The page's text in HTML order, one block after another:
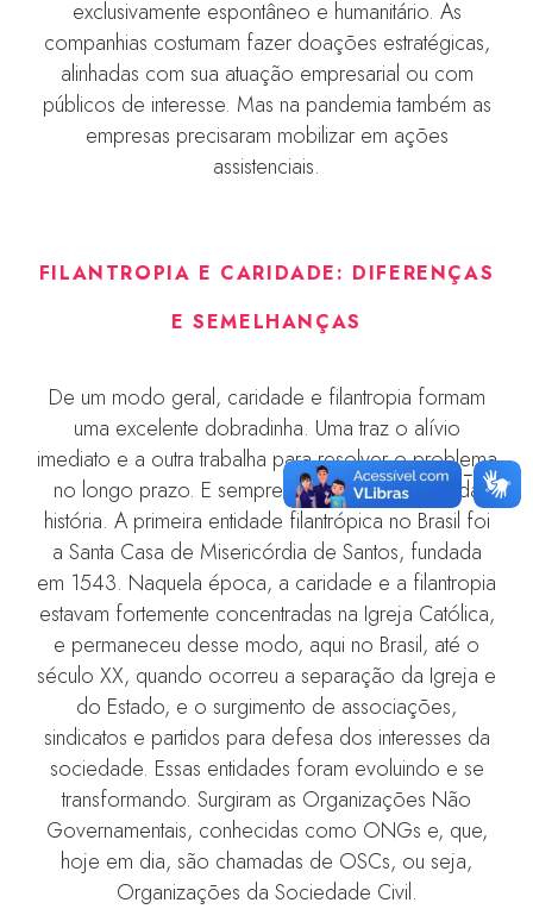
exclusivamente espontâneo e humanitário. As
companhias costumam fazer doações estratégicas,
alinhadas com sua atuação empresarial ou com
públicos de interesse. Mas na pandemia também as
empresas precisaram mobilizar em ações
assistenciais.
FILANTROPIA E CARIDADE: DIFERENÇAS
E SEMELHANÇAS
De um modo geral, caridade e filantropia formam
uma excelente dobradinha. Uma traz o alívio
imediato e a outra trabalha para resolver o problema
no longo prazo. E sempre foi assim ao longo da
história. A primeira entidade filantrópica no Brasil foi
a Santa Casa de Misericórdia de Santos, fundada
em 1543. Naquela época, a caridade e a filantropia
estavam fortemente concentradas na Igreja Católica,
e permaneceu desse modo, aqui no Brasil, até o
século XX, quando ocorreu a separação da Igreja e
do Estado, e o surgimento de associações,
sindicatos e partidos para defesa dos interesses da
sociedade. Essas entidades foram evoluindo e se
transformando. Surgiram as Organizações Não
Governamentais, conhecidas como ONGs e, que,
hoje em dia, são chamadas de OSCs, ou seja,
Organizações da Sociedade Civil.